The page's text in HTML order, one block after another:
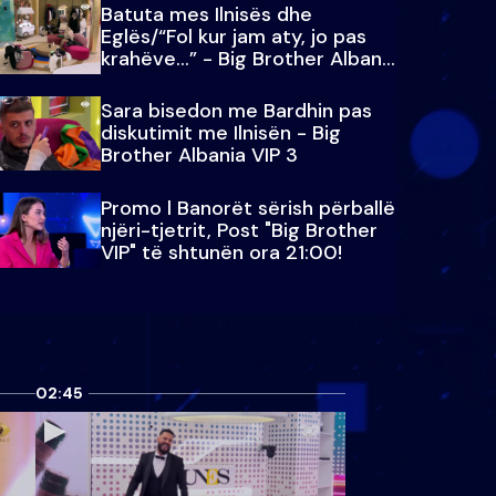
Batuta mes Ilnisës dhe
Eglës/“Fol kur jam aty, jo pas
krahëve…” - Big Brother Albania
VIP 3
Sara bisedon me Bardhin pas
diskutimit me Ilnisën - Big
Brother Albania VIP 3
Promo l Banorët sërish përballë
njëri-tjetrit, Post "Big Brother
VIP" të shtunën ora 21:00!
02:45